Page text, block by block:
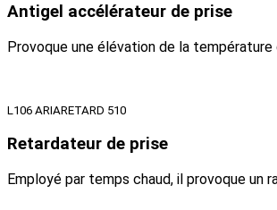
Antigel accélérateur de prise
Provoque une élévation de la
L106 ARIARETARD 510
Retardateur de prise
Employé par temps chaud, il provoque un